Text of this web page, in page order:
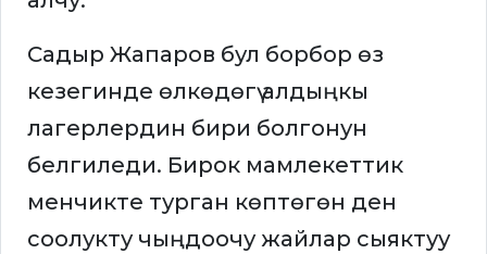
Садыр Жапаров бул борбор өз
кезегинде өлкөдөгү алдыңкы
лагерлердин бири болгонун
белгиледи. Бирок мамлекеттик
менчикте турган көптөгөн ден
соолукту чыңдоочу жайлар сыяктуу